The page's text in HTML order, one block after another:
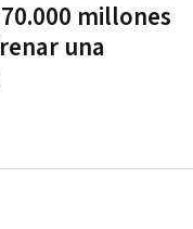
millones
una